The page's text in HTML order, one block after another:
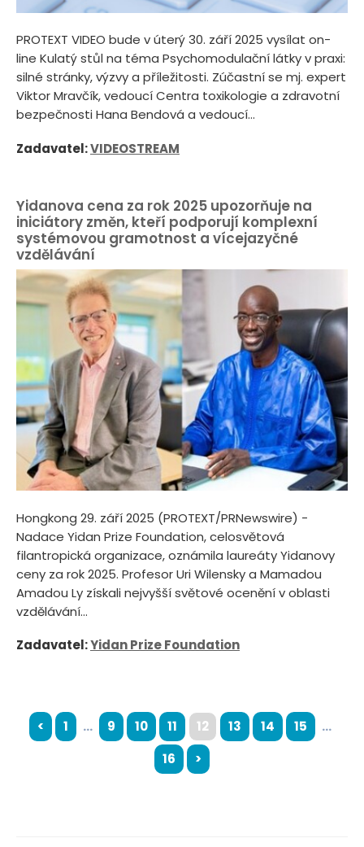
PROTEXT VIDEO bude v úterý 30. září 2025 vysílat on-
line Kulatý stůl na téma Psychomodulační látky v praxi:
silné stránky, výzvy a příležitosti. Zúčastní se mj. expert
Viktor Mravčík, vedoucí Centra toxikologie a zdravotní
bezpečnosti Hana Bendová a vedoucí...
Zadavatel:VIDEOSTREAM
Yidanova cena za rok 2025 upozorňuje na
iniciátory změn, kteří podporují komplexní
systémovou gramotnost a vícejazyčné
vzdělávání
Hongkong 29. září 2025 (PROTEXT/PRNewswire) -
Nadace Yidan Prize Foundation, celosvětová
filantropická organizace, oznámila laureáty Yidanovy
ceny za rok 2025. Profesor Uri Wilensky a Mamadou
Amadou Ly získali nejvyšší světové ocenění v oblasti
vzdělávání...
Zadavatel:Yidan Prize Foundation
< 1 ... 9 10 11 12 13 14 15
...
16
>